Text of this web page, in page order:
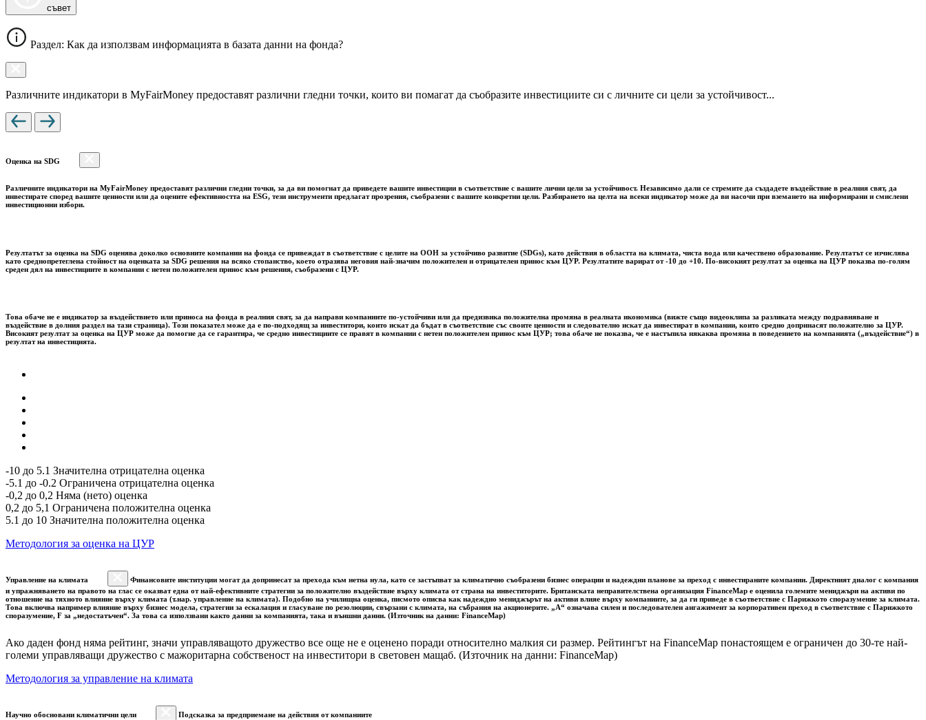
съвет
Раздел: Как да използвам информацията в базата данни на фонда?
Различните индикатори в MyFairMoney предоставят различни гледни точки, които ви помагат да съобразите инвестициите си с личните си цели за устойчивост...
Оценка на SDG
Различните индикатори на MyFairMoney предоставят различни гледни точки, за да ви помогнат да приведете вашите инвестиции в съответствие с вашите лични цели за устойчивост. Независимо дали се стремите да създадете въздействие в реалния свят, да
инвестирате според вашите ценности или да оцените ефективността на ESG, тези инструменти предлагат прозрения, съобразени с вашите конкретни цели. Разбирането на целта на всеки индикатор може да ви насочи при вземането на информирани и смислени
инвестиционни избори.
Резултатът за оценка на SDG оценява доколко основните компании на фонда се привеждат в съответствие с целите на ООН за устойчиво развитие (SDGs), като действия в областта на климата, чиста вода или качествено образование. Резултатът се изчислява
като среднопретеглена стойност на оценката за SDG решения на всяко стопанство, което отразява неговия най-значим положителен и отрицателен принос към ЦУР. Резултатите варират от -10 до +10. По-високият резултат за оценка на ЦУР показва по-голям
среден дял на инвестициите в компании с нетен положителен принос към решения, съобразени с ЦУР.
Това обаче не е индикатор за въздействието или приноса на фонда в реалния свят, за да направи компаниите по-устойчиви или да предизвика положителна промяна в реалната икономика (вижте също видеоклипа за разликата между подравняване и
въздействие в долния раздел на тази страница). Този показател може да е по-подходящ за инвеститори, които искат да бъдат в съответствие със своите ценности и следователно искат да инвестират в компании, които средно допринасят положително за ЦУР.
Високият резултат за оценка на ЦУР може да помогне да се гарантира, че средно инвестициите се правят в компании с нетен положителен принос към ЦУР; това обаче не показва, че е настъпила някаква промяна в поведението на компанията („въздействие“) в
резултат на инвестицията.
-10 до 5.1 Значителна отрицателна оценка
-5.1 до -0.2 Ограничена отрицателна оценка
-0,2 до 0,2 Няма (нето) оценка
0,2 до 5,1 Ограничена положителна оценка
5.1 до 10 Значителна положителна оценка
Методология за оценка на ЦУР
Управление на климата
Финансовите институции могат да допринесат за прехода към нетна нула, като се застъпват за климатично съобразени бизнес операции и надеждни планове за преход с инвестираните компании. Директният диалог с компания
и упражняването на правото на глас се оказват една от най-ефективните стратегии за положително въздействие върху климата от страна на инвеститорите. Британската неправителствена организация FinanceMap е оценила големите мениджъри на активи по
отношение на тяхното влияние върху климата (т.нар. управление на климата). Подобно на училищна оценка, писмото описва как надеждно мениджърът на активи влияе върху компаниите, за да ги приведе в съответствие с Парижкото споразумение за климата.
Това включва например влияние върху бизнес модела, стратегии за ескалация и гласуване по резолюции, свързани с климата, на събрания на акционерите. „A“ означава силен и последователен ангажимент за корпоративен преход в съответствие с Парижкото
споразумение, F за „недостатъчен“. За това са използвани както данни за компанията, така и външни данни. (Източник на данни: FinanceMap)
Ако даден фонд няма рейтинг, значи управляващото дружество все още не е оценено поради относително малкия си размер. Рейтингът на FinanceMap понастоящем е ограничен до 30-те най-
големи управляващи дружество с мажоритарна собственост на инвеститори в световен мащаб. (Източник на данни: FinanceMap)
Методология за управление на климата
Научно обосновани климатични цели
Подсказка за предприемане на действия от компаниите